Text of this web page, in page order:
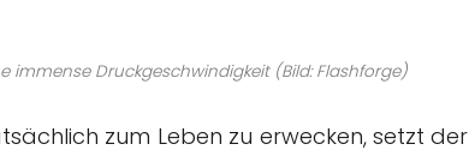
immense Druckgeschwindigkeit (Bild: Flashforge)
zum Leben zu erwecken, setzt der